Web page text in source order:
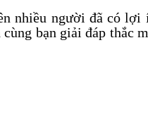
nhiều người đã có
bạn giải đáp